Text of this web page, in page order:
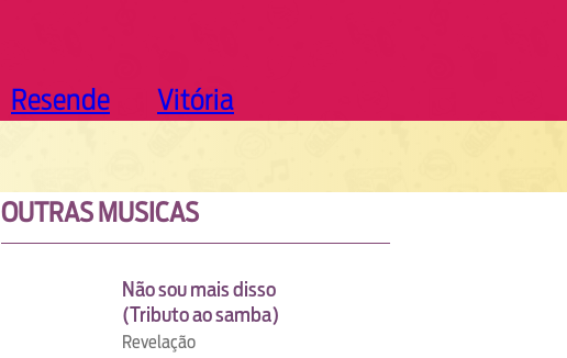
Resende Vitória
OUTRAS MUSICAS
Não sou mais disso
(Tributo ao samba)
Revelação